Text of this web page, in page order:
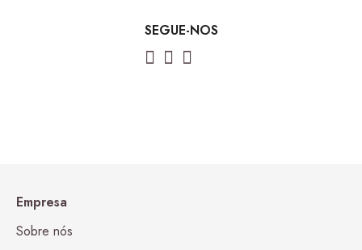
Empresa
Sobre nós
SEGUE-NOS